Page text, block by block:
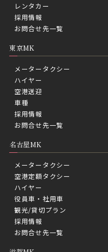
レンタカー
採用情報
お問合せ先一覧
東京MK
メータータクシー
ハイヤー
空港送迎
車種
採用情報
お問合せ先一覧
名古屋MK
メータータクシー
空港定額タクシー
ハイヤー
役員車・社用車
観光/貸切プラン
採用情報
お問合せ先一覧